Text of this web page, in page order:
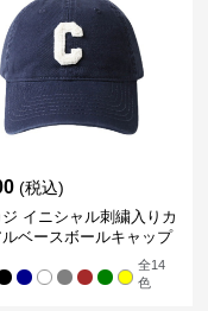
(税込)
イニシャル刺繍入りカ
ベースボールキャップ
全14
色